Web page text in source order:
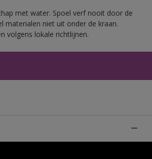
met water. Spoel verf nooit door de
materialen niet uit onder de kraan.
volgens lokale richtlijnen.